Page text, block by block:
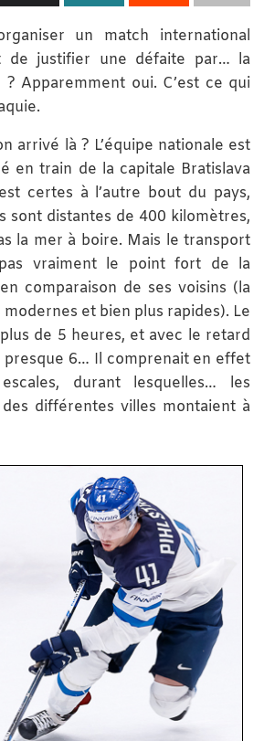
un match international
de justifier une défaite par… la
Apparemment oui. C’est ce qui
arrivé là ? L’équipe nationale est
en train de la capitale Bratislava
certes à l’autre bout du pays,
sont distantes de 400 kilomètres,
la mer à boire. Mais le transport
vraiment le point fort de la
comparaison de ses voisins (la
et bien plus rapides). Le
de 5 heures, et avec le retard
presque 6… Il comprenait en effet
durant lesquelles… les
différentes villes montaient à